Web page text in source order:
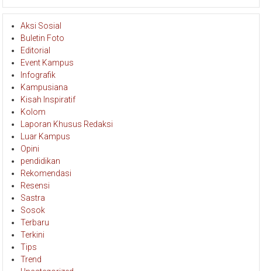
Aksi Sosial
Buletin Foto
Editorial
Event Kampus
Infografik
Kampusiana
Kisah Inspiratif
Kolom
Laporan Khusus Redaksi
Luar Kampus
Opini
pendidikan
Rekomendasi
Resensi
Sastra
Sosok
Terbaru
Terkini
Tips
Trend